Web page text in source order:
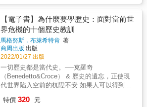
解背後隱含真義，並避免錯誤解讀的陷阱。 &
▏彼得・柏克提出判讀圖像證據十誡。▏ 1：
一幅既有的圖像是出自於直接觀察，還是源自
於另一幅圖像。 2：把圖像置放在文化傳統
中，包括在某個既定時間地點中所流通的再現
慣例或符號。 3：注意細節，越深入背景中就
越可靠，因為藝術家並不是為了證明什麼而使
用這些細節。 4：研究「後製」、「接受度」
和「再利用」，用以揭示出圖像過去的功能。
5：要意識到操縱的可能性，包括數位操縱。
考」，輕鬆幽默，卻又發人深省，想要知道為
人類為何有「歷史」概念開始，到人類為何需
要歷史、我們如何看待歷史，與歷史對我們此
刻生活的重要性，讓讀者理解，歷史絕對不是
教科書上需要背誦的條目而已。 & 日本亞馬遜
讀者好評 & 不管是喜歡歷史的中學生，還是已
經超過六十歲的讀者，都會喜歡這本書。磯田
老師的書從來沒讓我們失望。──Yamatatu &
即使不是對歷史非常有興趣的人，也會很容易
イヌ
是傳下愚昧的想法，留給後代歧視和偏見。 &
因此，作者也提醒大家，想要理解歷史，應該
特別注意的問題，例如對史料的信任與懷疑，
對各種歷史敘述的視角與觀點，保持警醒的辨
識。 & 而這些建議，並不只是運用在歷史學
上，更是我們在寫下歷史當下的每一刻，都該
銘記於心的原則──因為世上到處充斥著真真假
假的大量訊息，而每個人正行走於其間。 & 我
們可以預測太陽明天也會從東邊升起，卻無法
預測人類社會的種種現象，歷史則幫我們更踏
【電子書】為什麼要學歷史：面對當前世
界危機的十個歷史教訓
馬格努斯．布萊希特肯 著
商周出版 出版
2022/01/27 出版
一切歷史都是當代史。──克羅奇
（Benedetto&Croce） & 歷史的遺忘，正使現
代世界陷入空前的杌隉不安 如果人可以得到任
們世界的自由、平等、民主、人權和秩序，並
特價 320 元